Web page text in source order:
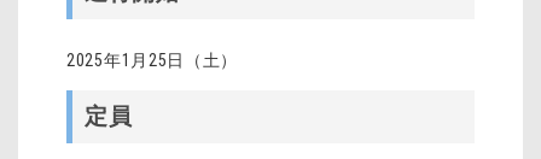
2025年1月25日（土）
定員